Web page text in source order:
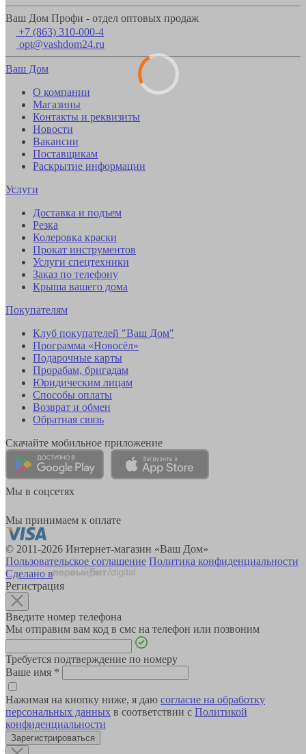
Ваш Дом Профи - отдел оптовых продаж
+7 (863) 310-000-4
opt@vashdom24.ru
Ваш Дом
О компании
Магазины
Контакты и реквизиты
Новости
Вакансии
Поставщикам
Раскрытие информации
Услуги
Доставка и подъем
Резка
Колеровка краски
Прокат инструментов
Услуги спецтехники
Заказ по телефону
Крыша вашего дома
Покупателям
Клуб покупателей "Ваш Дом"
Программа «Новосёл»
Подарочные карты
Прорабам, бригадам
Юридическим лицам
Способы оплаты
Возврат и обмен
Обратная связь
Скачайте мобильное приложение
Мы в соцсетях
Мы принимаем к оплате
© 2011-2026 Интернет-магазин «Ваш Дом»
Пользовательское соглашение Политика конфиденциальности
Сделано в
Регистрация
Введите номер телефона
Мы отправим вам код в смс на телефон или позвоним
Требуется подтверждение по номеру
Ваше имя *
Нажимая на кнопку ниже, я даю согласие на обработку
персональных данных в соответствии с Политикой
конфиденциальности
Зарегистрироваться